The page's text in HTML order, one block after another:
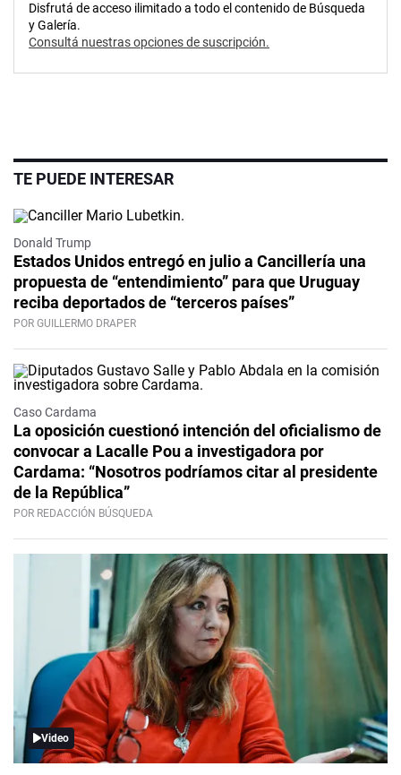
Disfrutá de acceso ilimitado a todo el contenido de Búsqueda
y Galería.
Consultá nuestras opciones de suscripción.
TE PUEDE INTERESAR
Donald Trump
Estados Unidos entregó en julio a Cancillería una
propuesta de “entendimiento” para que Uruguay
reciba deportados de “terceros países”
POR GUILLERMO DRAPER
Caso Cardama
La oposición cuestionó intención del oficialismo de
convocar a Lacalle Pou a investigadora por
Cardama: “Nosotros podríamos citar al presidente
de la República”
POR REDACCIÓN BÚSQUEDA
Video